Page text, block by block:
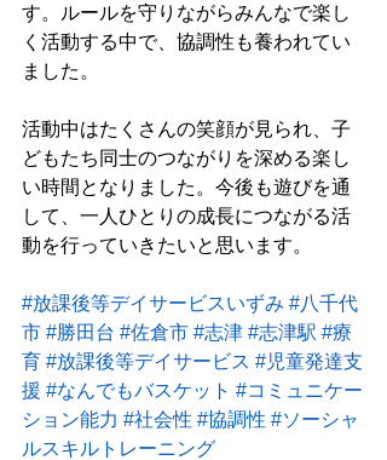
す。ルールを守りながらみんなで楽し
く活動する中で、協調性も養われてい
ました。
活動中はたくさんの笑顔が見られ、子
どもたち同士のつながりを深める楽し
い時間となりました。今後も遊びを通
して、一人ひとりの成長につながる活
動を行っていきたいと思います。
#放課後等デイサービスいずみ #八千代
市 #勝田台 #佐倉市 #志津 #志津駅 #療
育 #放課後等デイサービス #児童発達支
援 #なんでもバスケット #コミュニケー
ション能力 #社会性 #協調性 #ソーシャ
ルスキルトレーニング